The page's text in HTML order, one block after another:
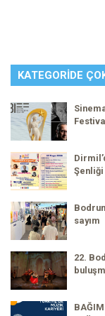
KATEGORIDE
Şenliği
sayım
22.